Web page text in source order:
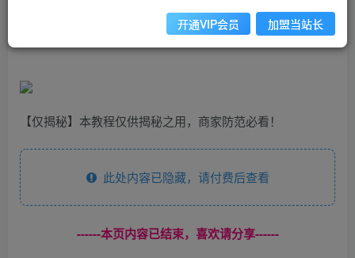
饭级教学，人人都能月入过万【仅揭秘】
【仅揭秘】本教程仅供揭秘之用，商家防范必看！
此处内容已隐藏，请付费后查看
------本页内容已结束，喜欢请分享------
开通VIP会员 加盟当站长